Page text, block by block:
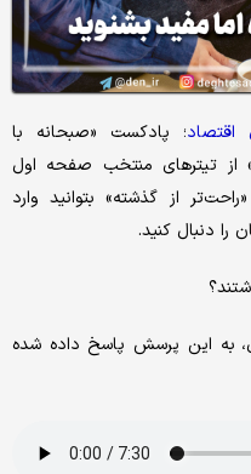
اقتصاد؛ پادکست «صبحانه با
از تیترهای منتخب صفحه اول
از گذشته» بتوانید وارد
دنبال کنید.
به این پرسش پاسخ داده شده